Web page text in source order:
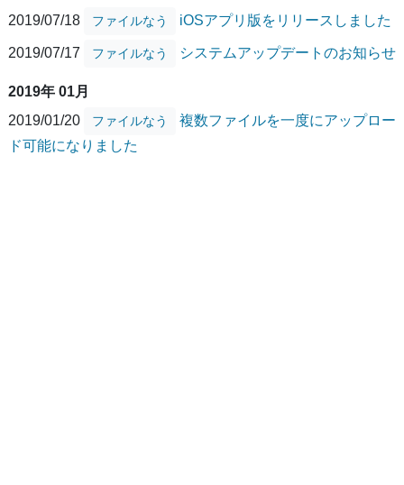
2019/07/18
ファイルなう iOSアプリ版をリリースしました
2019/07/17 ファイルなう システムアップデートのお知らせ
2019年 01月
2019/01/20
ファイルなう
複数ファイルを一度にアップロー
ド可能になりました